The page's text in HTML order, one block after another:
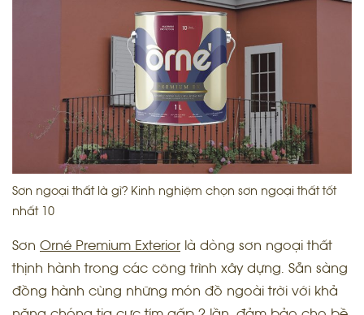
Sơn ngoại thất là gì? Kinh nghiệm chọn sơn ngoại thất tốt
nhất 10
Sơn Orné Premium Exterior là dòng sơn ngoại thất
thịnh hành trong các công trình xây dựng. Sẵn sàng
đồng hành cùng những món đồ ngoài trời với khả